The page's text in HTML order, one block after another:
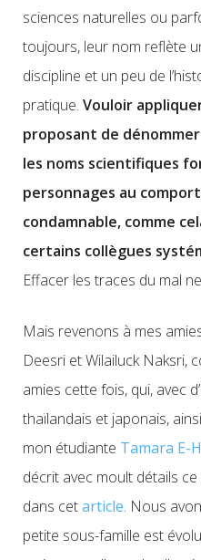
sciences naturelles ou
toujours, leur nom reflète
discipline et un peu de
pratique. Vouloir
proposant de
les noms scientifiques
personnages au
condamnable, comme
certains collègues
Effacer les traces du mal
Mais revenons à mes
Deesri et Wilailuck Naksri,
amies cette fois, qui, avec
thaïlandais et japonais,
mon étudiante Tamara E-
décrit avec moult détails
dans cetarticle. Nous
petite sous-famille est